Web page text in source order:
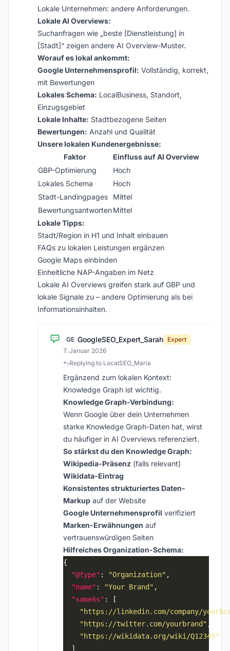
Lokale Unternehmen: andere Anforderungen.
Lokale AI Overviews:
Suchanfragen wie „beste [Dienstleistung] in
[Stadt]“ zeigen andere AI Overview-Muster.
Worauf es lokal ankommt:
Google Unternehmensprofil: Vollständig, korrekt,
mit Bewertungen
Lokales Schema: LocalBusiness, Standort,
Einzugsgebiet
Lokale Inhalte: Stadtbezogene Seiten
Bewertungen: Anzahl und Qualität
Unsere lokalen Kundenergebnisse:
Faktor
Einfluss auf AI Overview
GBP-Optimierung
Hoch
Lokales Schema
Hoch
Stadt-Landingpages
Mittel
BewertungsantwortenMittel
Lokale Tipps:
Stadt/Region in H1 und Inhalt einbauen
FAQs zu lokalen Leistungen ergänzen
Google Maps einbinden
Einheitliche NAP-Angaben im Netz
Lokale AI Overviews greifen stark auf GBP und
lokale Signale zu – andere Optimierung als bei
Informationsinhalten.
GE GoogleSEO_Expert_Sarah Expert ·
7. Januar 2026
Replying to LocalSEO_Maria
Ergänzend zum lokalen Kontext:
Knowledge Graph ist wichtig.
Knowledge Graph-Verbindung:
Wenn Google über dein Unternehmen
starke Knowledge Graph-Daten hat, wirst
du häufiger in AI Overviews referenziert.
So stärkst du den Knowledge Graph:
Wikipedia-Präsenz (falls relevant)
Wikidata-Eintrag
Konsistentes strukturiertes Daten-
Markup auf der Website
Google Unternehmensprofil verifiziert
Marken-Erwähnungen auf
vertrauenswürdigen Seiten
Hilfreiches Organization-Schema:
"@type" : "Organization"
"name" : "Your Brand"
"sameAs"
"https://linkedin.com/company/
"https://twitter.com/yourbrand"
"https://wikidata.org/wiki/Q12345"